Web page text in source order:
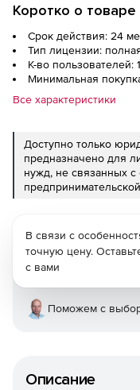
Коротко о товаре
Срок действия: 24
Тип лицензии:
К-во пользователей: 1
Минимальная
Все характеристики
Доступно только
предназначено для
нужд, не связанных
Описание
В связи с
точную цену.
с вами
Поможем с